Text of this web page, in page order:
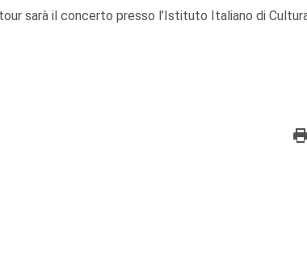
sarà il concerto presso l’Istituto Italiano di